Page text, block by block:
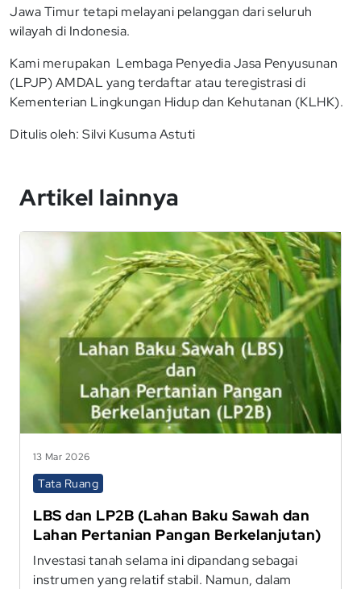
Jawa Timur tetapi melayani pelanggan dari seluruh
wilayah di Indonesia.
Kami merupakan Lembaga Penyedia Jasa Penyusunan
(LPJP) AMDAL yang terdaftar atau teregistrasi di
Kementerian Lingkungan Hidup dan Kehutanan (KLHK).
Ditulis oleh: Silvi Kusuma Astuti
Artikel lainnya
13 Mar 2026
Tata Ruang
LBS dan LP2B (Lahan Baku Sawah dan
Lahan Pertanian Pangan Berkelanjutan)
Investasi tanah selama ini dipandang sebagai
instrumen yang relatif stabil. Namun, dalam